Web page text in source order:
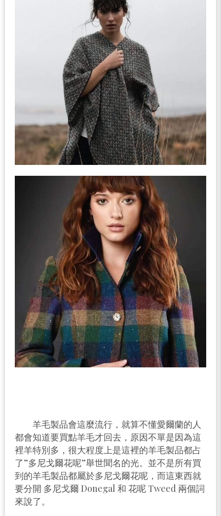
羊毛製品會這麼流行，就算不懂愛爾蘭的人
都會知道要買點羊毛才回去，原因不單是因為這
裡羊特別多，很大程度上是這裡的羊毛製品都占
了”多尼戈爾花呢”舉世聞名的光。並不是所有買
到的羊毛製品都屬於多尼戈爾花呢，而這東西就
要分開 多尼戈爾 Donegal 和 花呢 Tweed 兩個詞
來說了。